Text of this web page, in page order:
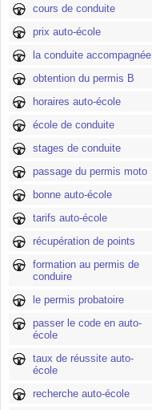
cours de conduite
prix auto-école
la conduite accompagnée
obtention du permis B
horaires auto-école
école de conduite
stages de conduite
passage du permis moto
bonne auto-école
tarifs auto-école
récupération de points
formation au permis de
conduire
le permis probatoire
passer le code en auto-
école
taux de réussite auto-
école
recherche auto-école